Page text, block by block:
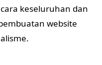
keseluruhan dan
website